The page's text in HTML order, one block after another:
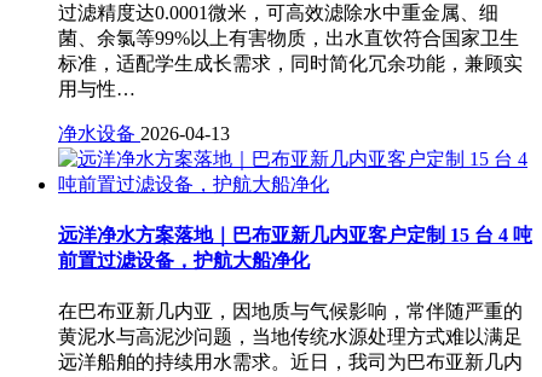
过滤精度达0.0001微米，可高效滤除水中重金属、细
菌、余氯等99%以上有害物质，出水直饮符合国家卫生
标准，适配学生成长需求，同时简化冗余功能，兼顾实
用与性…
净水设备 2026-04-13
远洋净水方案落地｜巴布亚新几内亚客户定制 15 台 4 吨
前置过滤设备，护航大船净化
在巴布亚新几内亚，因地质与气候影响，常伴随严重的
黄泥水与高泥沙问题，当地传统水源处理方式难以满足
远洋船舶的持续用水需求。近日，我司为巴布亚新几内